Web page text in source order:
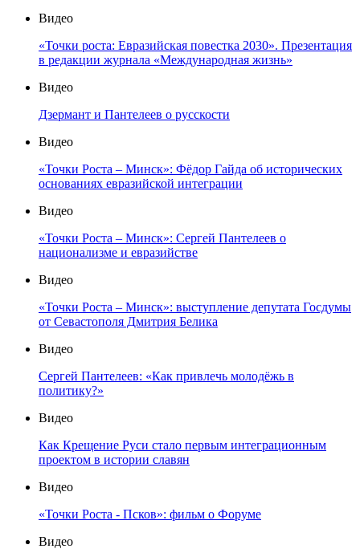
Видео
«Точки роста: Евразийская повестка 2030». Презентация
в редакции журнала «Международная жизнь»
Видео
Дзермант и Пантелеев о русскости
Видео
«Точки Роста – Минск»: Фёдор Гайда об исторических
основаниях евразийской интеграции
Видео
«Точки Роста – Минск»: Сергей Пантелеев о
национализме и евразийстве
Видео
«Точки Роста – Минск»: выступление депутата Госдумы
от Севастополя Дмитрия Белика
Видео
Сергей Пантелеев: «Как привлечь молодёжь в
политику?»
Видео
Как Крещение Руси стало первым интеграционным
проектом в истории славян
Видео
«Точки Роста - Псков»: фильм о Форуме
Видео